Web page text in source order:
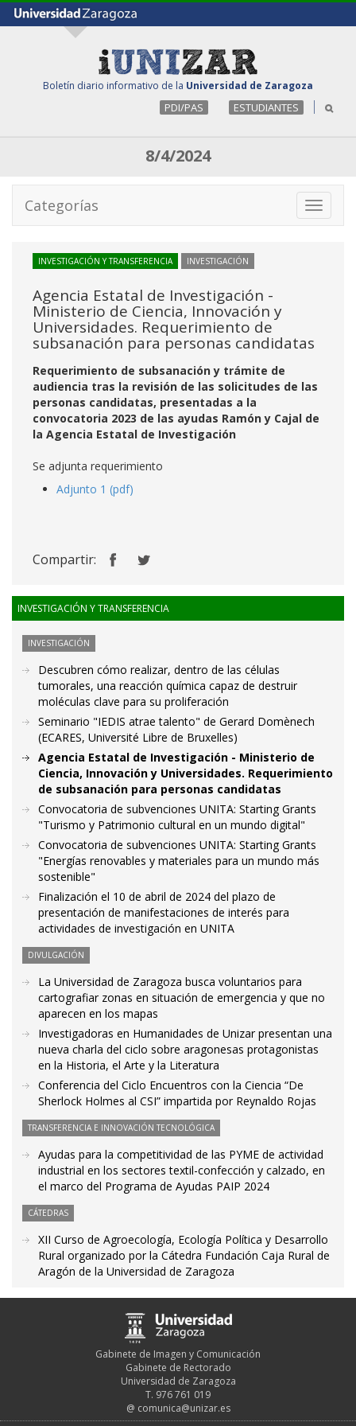
Boletín diario informativo de la Universidad de Zaragoza
PDI/PAS ESTUDIANTES
8/4/2024
Toggle
Categorías
INVESTIGACIÓN Y TRANSFERENCIA INVESTIGACIÓN
Agencia Estatal de Investigación -
Ministerio de Ciencia, Innovación y
Universidades. Requerimiento de
subsanación para personas candidatas
Requerimiento de subsanación y trámite de
audiencia tras la revisión de las solicitudes de las
personas candidatas, presentadas a la
convocatoria 2023 de las ayudas Ramón y Cajal de
la Agencia Estatal de Investigación
Se adjunta requerimiento
Adjunto 1 (pdf)
Compartir:
INVESTIGACIÓN Y TRANSFERENCIA
INVESTIGACIÓN
Descubren cómo realizar, dentro de las células
tumorales, una reacción química capaz de destruir
moléculas clave para su proliferación
Seminario "IEDIS atrae talento" de Gerard Domènech
(ECARES, Université Libre de Bruxelles)
Agencia Estatal de Investigación - Ministerio de
Ciencia, Innovación y Universidades. Requerimiento
de subsanación para personas candidatas
Convocatoria de subvenciones UNITA: Starting Grants
"Turismo y Patrimonio cultural en un mundo digital"
Convocatoria de subvenciones UNITA: Starting Grants
"Energías renovables y materiales para un mundo más
sostenible"
Finalización el 10 de abril de 2024 del plazo de
presentación de manifestaciones de interés para
actividades de investigación en UNITA
DIVULGACIÓN
La Universidad de Zaragoza busca voluntarios para
cartografiar zonas en situación de emergencia y que no
aparecen en los mapas
Investigadoras en Humanidades de Unizar presentan una
nueva charla del ciclo sobre aragonesas protagonistas
en la Historia, el Arte y la Literatura
Conferencia del Ciclo Encuentros con la Ciencia “De
Sherlock Holmes al CSI” impartida por Reynaldo Rojas
TRANSFERENCIA E INNOVACIÓN TECNOLÓGICA
Ayudas para la competitividad de las PYME de actividad
industrial en los sectores textil-confección y calzado, en
el marco del Programa de Ayudas PAIP 2024
CÁTEDRAS
XII Curso de Agroecología, Ecología Política y Desarrollo
Rural organizado por la Cátedra Fundación Caja Rural de
Aragón de la Universidad de Zaragoza
Gabinete de Imagen y Comunicación
Gabinete de Rectorado
Universidad de Zaragoza
T. 976 761 019
@ comunica@unizar.es